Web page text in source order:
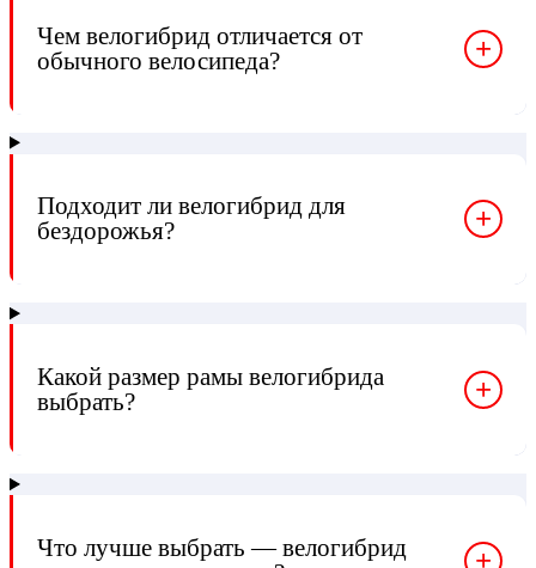
Чем велогибрид отличается от
обычного велосипеда?
+
Подходит ли велогибрид для
бездорожья?
+
Какой размер рамы велогибрида
выбрать?
+
Что лучше выбрать — велогибрид
+